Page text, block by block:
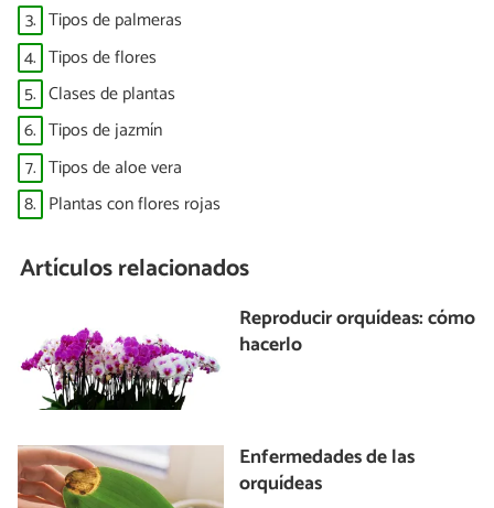
3. Tipos de palmeras
4. Tipos de flores
5. Clases de plantas
6. Tipos de jazmín
7. Tipos de aloe vera
8. Plantas con flores rojas
Artículos relacionados
Reproducir orquídeas: cómo
hacerlo
Enfermedades de las
orquídeas